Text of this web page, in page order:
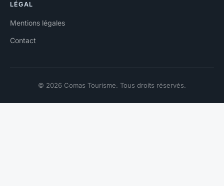
LÉGAL
Mentions légales
Contact
© 2026 Comas Tourisme. Tous droits réservés.